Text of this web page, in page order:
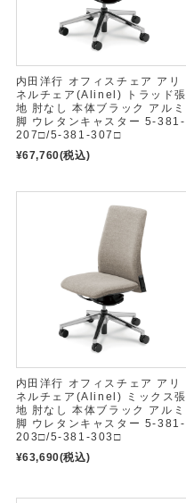
内田洋行 オフィスチェア アリ
ネルチェア(Alinel) トラッド張
地 肘なし 本体ブラック アルミ
脚 ウレタンキャスター 5-381-
207□/5-381-307□
¥67,760(税込)
内田洋行 オフィスチェア アリ
ネルチェア(Alinel) ミックス張
地 肘なし 本体ブラック アルミ
脚 ウレタンキャスター 5-381-
203□/5-381-303□
¥63,690(税込)